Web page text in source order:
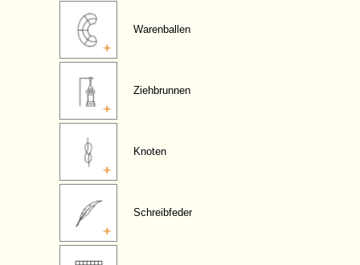
Warenballen
Ziehbrunnen
Knoten
Schreibfeder